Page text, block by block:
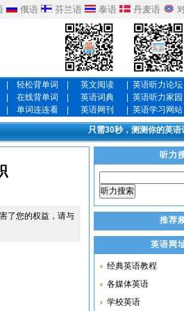
俄语 芬兰语 泰语 丹麦语
轻松背单词 英文阅读 英语听力论坛
在线背单词 英语词典 英语听力家园
单词连连看 英语网刊 英语学习网站
只需30秒，测测你的英语
了您的权益，请与
听力
听力搜索
推荐
英语网
经典英语教程
各媒体英语
学校英语